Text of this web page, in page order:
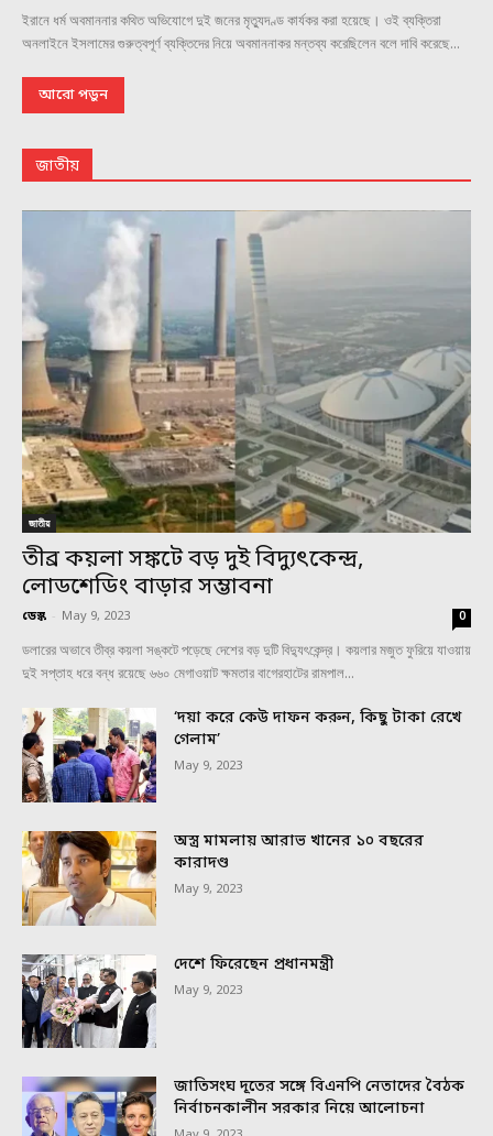
ইরানে ধর্ম অবমাননার কথিত অভিযোগে দুই জনের মৃত্যুদণ্ড কার্যকর করা হয়েছে। ওই ব্যক্তিরা
অনলাইনে ইসলামের গুরুত্বপূর্ণ ব্যক্তিদের নিয়ে অবমাননাকর মন্তব্য করেছিলেন বলে দাবি করেছে...
আরো পড়ুন
জাতীয়
জাতীয়
তীব্র কয়লা সঙ্কটে বড় দুই বিদ্যুৎকেন্দ্র,
লোডশেডিং বাড়ার সম্ভাবনা
ডেস্ক - May 9, 2023 0
ডলারের অভাবে তীব্র কয়লা সঙ্কটে পড়েছে দেশের বড় দুটি বিদ্যুৎকেন্দ্র। কয়লার মজুত ফুরিয়ে যাওয়ায়
দুই সপ্তাহ ধরে বন্ধ রয়েছে ৬৬০ মেগাওয়াট ক্ষমতার বাগেরহাটের রামপাল...
‘দয়া করে কেউ দাফন করুন, কিছু টাকা রেখে
গেলাম’
May 9, 2023
অস্ত্র মামলায় আরাভ খানের ১০ বছরের
কারাদণ্ড
May 9, 2023
দেশে ফিরেছেন প্রধানমন্ত্রী
May 9, 2023
জাতিসংঘ দূতের সঙ্গে বিএনপি নেতাদের বৈঠক
নির্বাচনকালীন সরকার নিয়ে আলোচনা